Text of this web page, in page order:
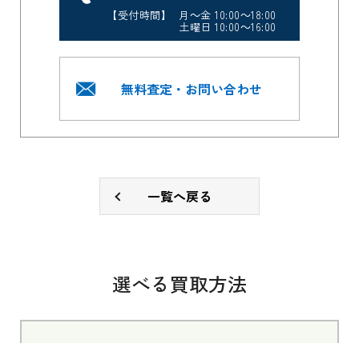
【受付時間】 月～金 10:00～18:00
土曜日 10:00～16:00
無料査定・お問い合わせ
一覧へ戻る
選べる買取方法